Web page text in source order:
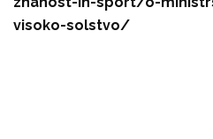
visoko-solstvo/